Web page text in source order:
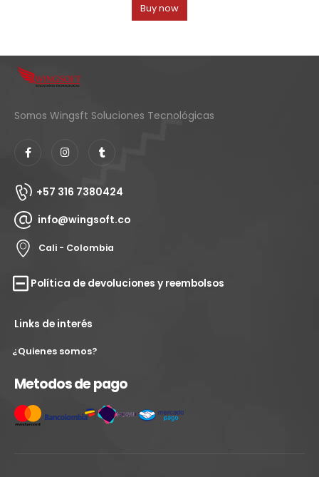
Buy now
Somos Wingsft Soluciones Tecnológicas
+57 316 7380424
info@wingsoft.co
Cali - Colombia
Política de devoluciones y reembolsos
Links de interés
¿Quienes somos?
Metodos de pago